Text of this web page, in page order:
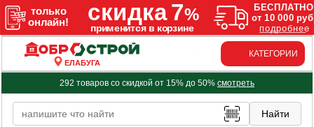
ЕЛАБУГА
КАТЕГОРИИ
292 товаров со скидкой от 15% до 50% смотреть